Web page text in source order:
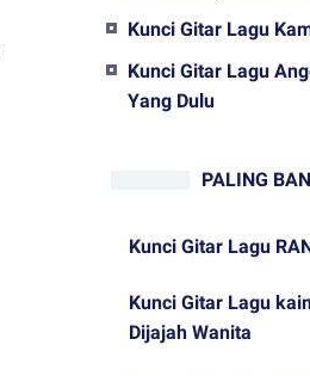
Kunci Gitar Lagu
Kunci Gitar Lagu
Yang Dulu
PALING
Kunci Gitar Lagu
Kunci Gitar Lagu
Dijajah Wanita